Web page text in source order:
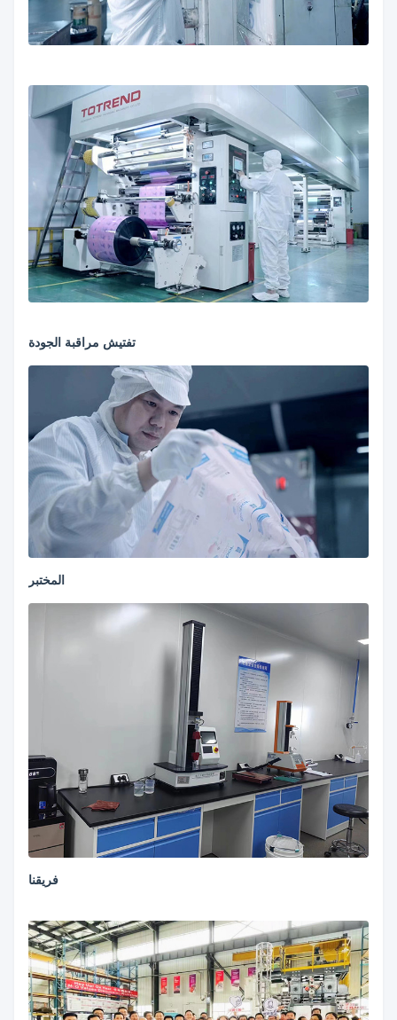
تفتيش مراقبة الجودة
المختبر
فريقنا